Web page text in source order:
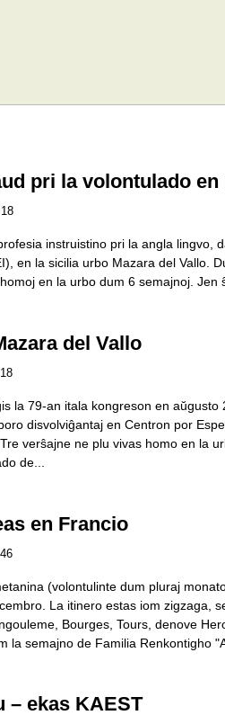
pri la volontulado en
instruistino pri la angla
en la sicilia urbo Mazara del Vallo.
en la urbo dum 6 semajnoj.
del Vallo
la 79-an itala kongreson en
disvolviĝantaj en Centron por
verŝajne ne plu vivas homo en la
de...
en Francio
(volontulinte dum pluraj
La itinero estas iom zigzaga,
Bourges, Tours, denove
la semajno de Familia Renkontigho
– ekas KAEST